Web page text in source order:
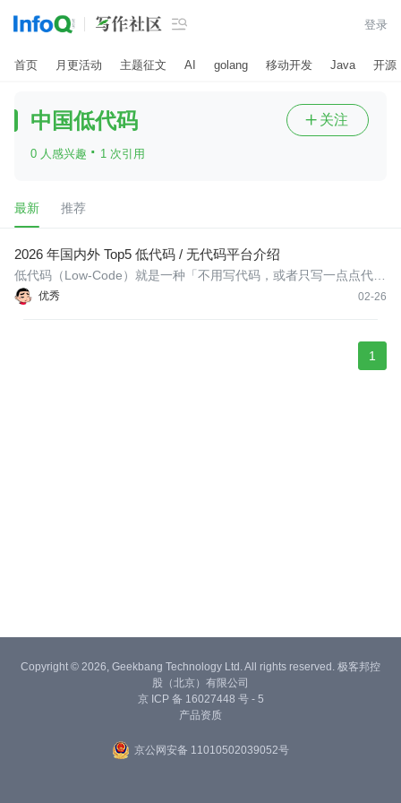
 登录
首页 月更活动 主题征文 AI golang 移动开发 Java 开源
中国低代码
0 人感兴趣 · 1 次引用
 关注
最新 推荐
2026 年国内外 Top5 低代码 / 无代码平台介绍
优秀 02-26
低代码（Low-Code）就是一种「不用写代码，或者只写一点点代
码」就能开发应用的方式。本质上就是搭乐高，平台将以前需要写
1
Copyright © 2026, Geekbang Technology Ltd. All rights reserved. 极客邦控
股（北京）有限公司
京 ICP 备 16027448 号 - 5
产品资质
京公网安备 11010502039052号